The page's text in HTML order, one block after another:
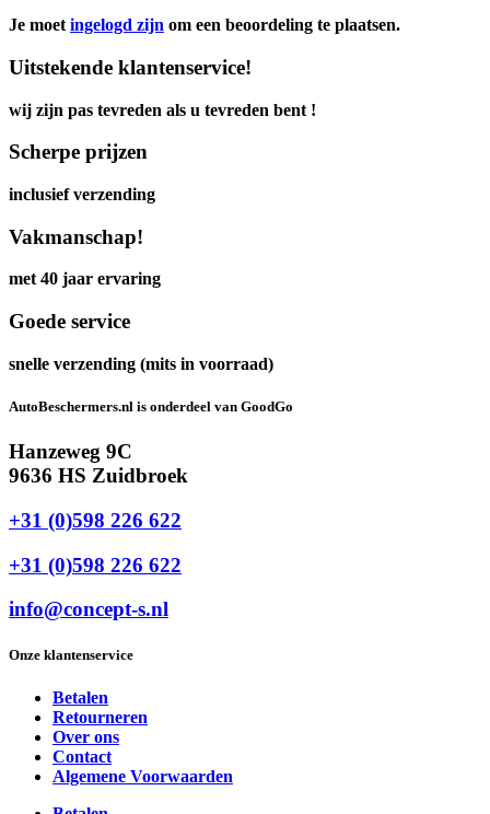
Je moet ingelogd zijn om een beoordeling te plaatsen.
Uitstekende klantenservice!
wij zijn pas tevreden als u tevreden bent !
Scherpe prijzen
inclusief verzending
Vakmanschap!
met 40 jaar ervaring
Goede service
snelle verzending (mits in voorraad)
AutoBeschermers.nl is onderdeel van GoodGo
Hanzeweg 9C
9636 HS Zuidbroek
+31 (0)598 226 622
+31 (0)598 226 622
info@concept-s.nl
Onze klantenservice
Betalen
Retourneren
Over ons
Contact
Algemene Voorwaarden